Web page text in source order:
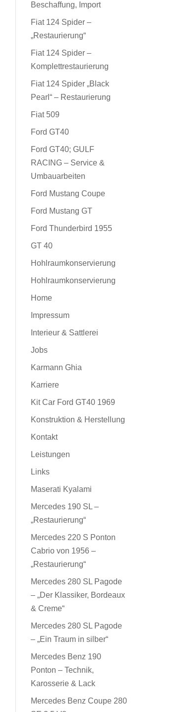
Beschaffung, Import
Fiat 124 Spider –
„Restaurierung“
Fiat 124 Spider –
Komplettrestaurierung
Fiat 124 Spider „Black
Pearl“ – Restaurierung
Fiat 509
Ford GT40
Ford GT40; GULF
RACING – Service &
Umbauarbeiten
Ford Mustang Coupe
Ford Mustang GT
Ford Thunderbird 1955
GT 40
Hohlraumkonservierung
Hohlraumkonservierung
Home
Impressum
Interieur & Sattlerei
Jobs
Karmann Ghia
Karriere
Kit Car Ford GT40 1969
Konstruktion & Herstellung
Kontakt
Leistungen
Links
Maserati Kyalami
Mercedes 190 SL –
„Restaurierung“
Mercedes 220 S Ponton
Cabrio von 1956 –
„Restaurierung“
Mercedes 280 SL Pagode
– „Der Klassiker, Bordeaux
& Creme“
Mercedes 280 SL Pagode
– „Ein Traum in silber“
Mercedes Benz 190
Ponton – Technik,
Karosserie & Lack
Mercedes Benz Coupe 280